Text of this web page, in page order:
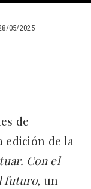
05/2025
de
edición de la
Con el
futuro, un